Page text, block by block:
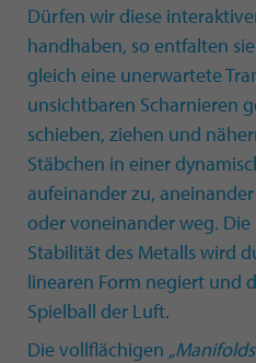
Dürfen wir diese
handhaben, so entfalten
gleich eine unerwartete
unsichtbaren Scharnieren
schieben, ziehen und
Stäbchen in einer
aufeinander zu,
oder voneinander weg.
Stabilität des Metalls wird
linearen Form negiert und
Spielball der Luft.
Die vollflächigen